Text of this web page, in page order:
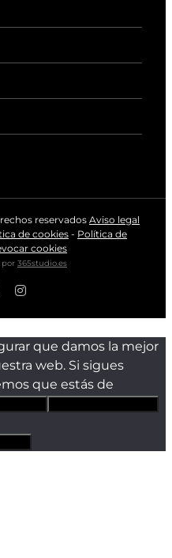
reservados Aviso legal
de cookies - Política de
cookies
por 365studio.es
Instagram
que damos la mejor
web. Si sigues
que estás de